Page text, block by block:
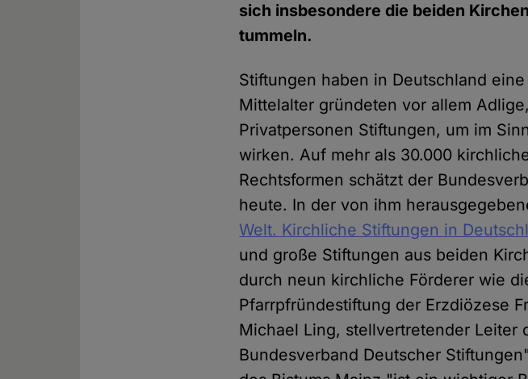
sich insbesondere die beiden
tummeln.
Stiftungen haben in Deutschland
Mittelalter gründeten vor allem
Privatpersonen Stiftungen, um im
wirken. Auf mehr als 30.000
Rechtsformen schätzt der
heute. In der von ihm
Welt. Kirchliche Stiftungen in
und große Stiftungen aus beiden
durch neun kirchliche Förderer wie
Pfarrpfründestiftung der Erzdiözese
Michael Ling, stellvertretender Leiter
Bundesverband Deutscher